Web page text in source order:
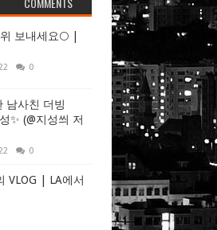
보내세요🌕 |
0
남사친 더빙
✨ (@지성씌 저
0
VLOG | LA에서